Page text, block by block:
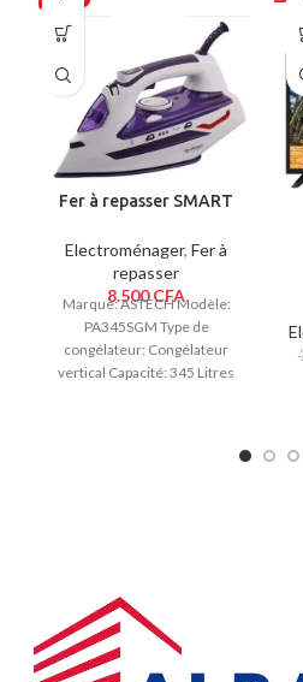
Fer à repasser SMART
Electroménager,Fer à
repasser
8.500CFA
Marque: ASTECH Modèle:
PA345SGM Type de
congélateur: Congélateur
vertical Capacité: 345 Litres